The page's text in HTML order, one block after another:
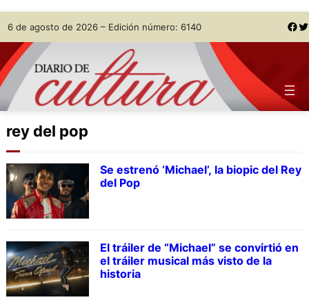
Skip
to
content
6 de agosto de 2026 – Edición número: 6140 Facebook Twitter
rey del pop
Se estrenó ‘Michael’, la biopic del Rey
del Pop
El tráiler de “Michael” se convirtió en
el tráiler musical más visto de la
historia